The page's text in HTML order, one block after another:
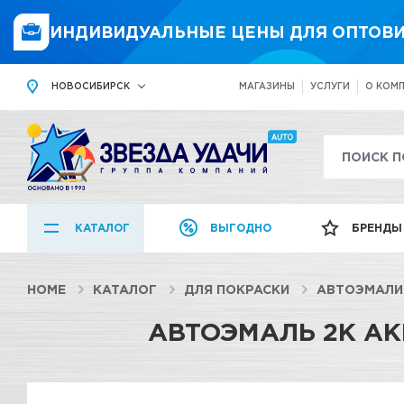
ИНДИВИДУАЛЬНЫЕ ЦЕНЫ ДЛЯ
НОВОСИБИРСК МАГАЗИНЫ УСЛУГИ О
КАТАЛОГ ВЫГОДНО БРЕНДЫ
HOME КАТАЛОГ ДЛЯ ПОКРАСКИ АВТОЭМАЛИ
АВТОЭМАЛЬ 2К